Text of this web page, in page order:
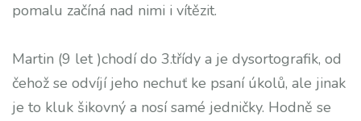
pomalu začíná nad nimi i vítězit.
Martin (9 let )chodí do 3.třídy a je dysortografik, od
čehož se odvíjí jeho nechuť ke psaní úkolů, ale jinak
je to kluk šikovný a nosí samé jedničky. Hodně se